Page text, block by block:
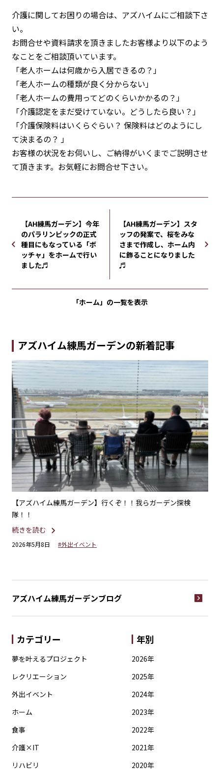
介護に関してお困りの場合は、アズハイムにご相談下さ
い。
お問合せや資料請求を頂きましたお客様より以下のよう
なことをご相談頂いています。
「老人ホームは何歳から入居できるの？」
「老人ホームの種類が良く分からない」
「老人ホームの費用ってどのくらいかかるの？」
「介護認定をまだ受けていない。どうしたら良い？」
「介護保険料はいくらぐらい？ 保険料はどのようにし
て決まるの？ 」
お客様の状況をお伺いし、ご納得がいくまでご説明させ
て頂きます。お気軽にお問合せ下さい。
【AH練馬ガーデン】今年
のパラリンピックの正式
種目にもなっている「ボ
ッチャ」をホームで行い
ました♬
【AH練馬ガーデン】スタ
ッフの発案で、桜をみな
さまで作成し、ホーム内
に飾ることになりました
♬
「ホーム」の一覧を表示
アズハイム練馬ガーデンの新着記事
【アズハイム練馬ガーデン】行くぞ！！我らガーデン探検
隊！！
続きを読む
2026年5月8日 #外出イベント
アズハイム練馬ガーデンブログ
カテゴリー
夢を叶えるプロジェクト
レクリエーション
外出イベント
ホーム
食事
介護×IT
リハビリ
年別
2026年
2025年
2024年
2023年
2022年
2021年
2020年